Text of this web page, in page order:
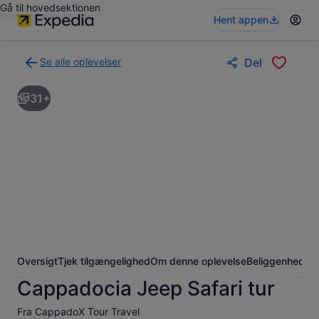
Gå til hovedsektionen
Hent appen
Se alle oplevelser
til
siden
med
Del
31+
OversigtTjek tilgængelighedOm denne oplevelseBeliggenhed
Cappadocia Jeep Safari tur
Fra CappadoX Tour Travel